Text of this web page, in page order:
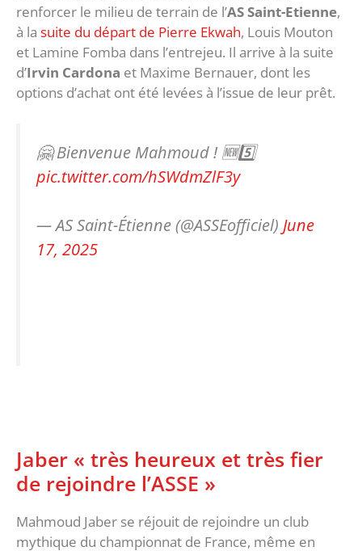
renforcer le milieu de terrain de l’AS Saint-Etienne,
à la suite du départ de Pierre Ekwah, Louis Mouton
et Lamine Fomba dans l’entrejeu. Il arrive à la suite
d’Irvin Cardona et Maxime Bernauer, dont les
options d’achat ont été levées à l’issue de leur prêt.
🤗 Bienvenue Mahmoud ! 🆕5️⃣
pic.twitter.com/hSWdmZlF3y
— AS Saint-Étienne (@ASSEofficiel) June
17, 2025
Jaber « très heureux et très fier
de rejoindre l’ASSE »
Mahmoud Jaber se réjouit de rejoindre un club
mythique du championnat de France, même en